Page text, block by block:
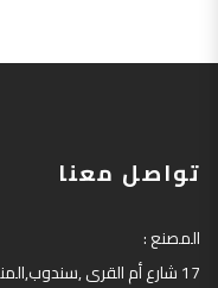
تواصل معنا
المصنع:
17شارع أم القرى,سندوب,